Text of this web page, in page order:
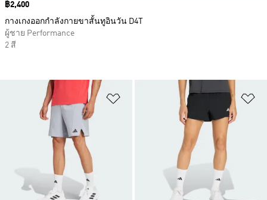
เพิ่มไปยังรายการสินค้าโปรด
Price
฿2,400
กางเกงออกกำลังกายขาสั้นทูอินวัน D4T
ผู้ชาย Performance
2 สี